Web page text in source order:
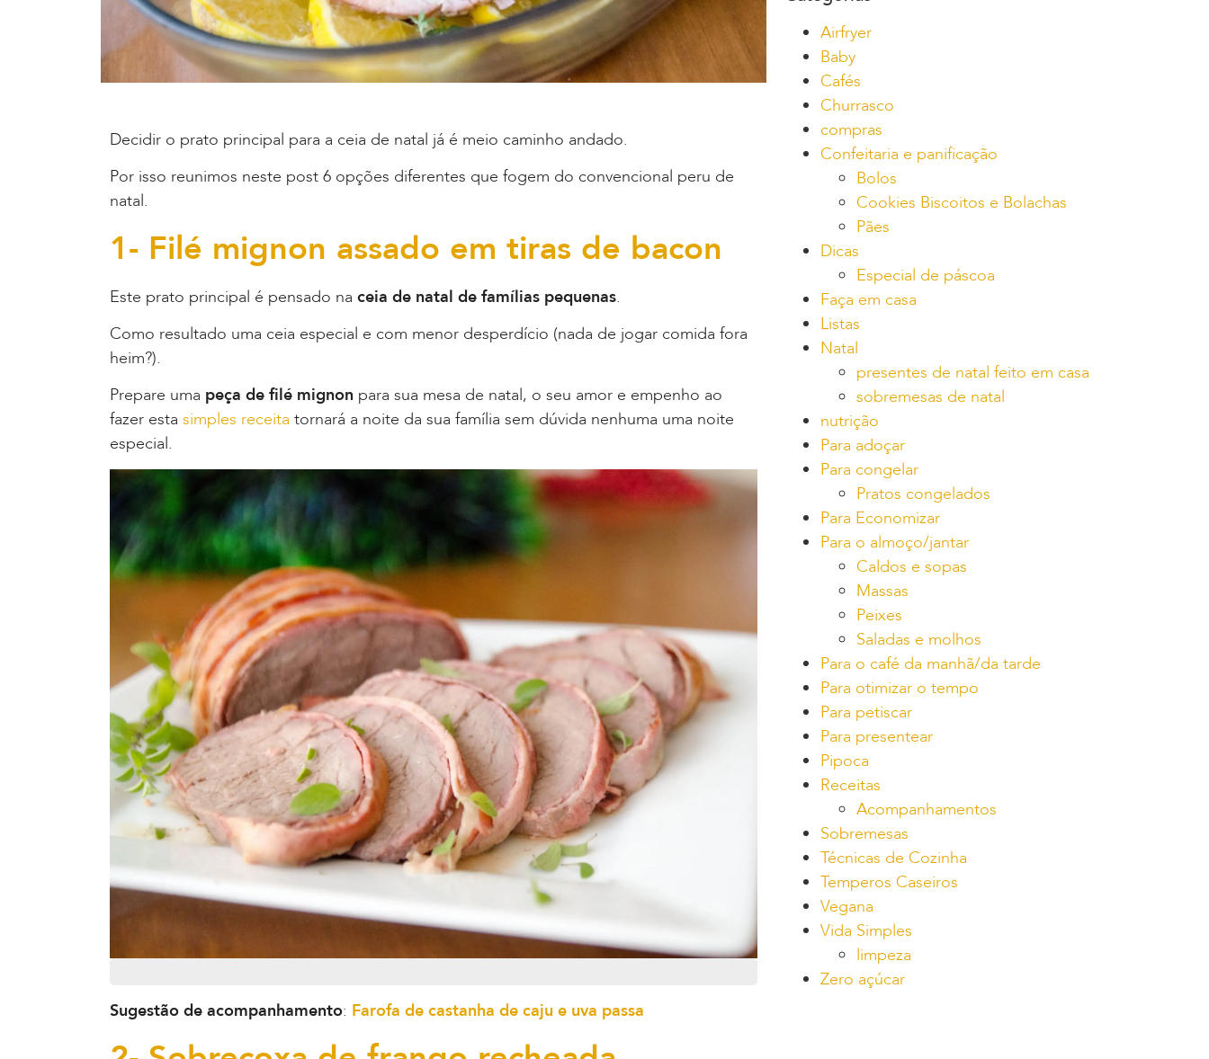
Decidir o prato principal para a ceia de natal já é meio caminho andado.
Por isso reunimos neste post 6 opções diferentes que fogem do convencional peru de
natal.
1- Filé mignon assado em tiras de bacon
Este prato principal é pensado na ceia de natal de famílias pequenas.
Como resultado uma ceia especial e com menor desperdício (nada de jogar comida fora
heim?).
Prepare uma peça de filé mignon para sua mesa de natal, o seu amor e empenho ao
fazer esta simples receita tornará a noite da sua família sem dúvida nenhuma uma noite
especial.
Sugestão de acompanhamento: Farofa de castanha de caju e uva passa
Airfryer
Baby
Cafés
Churrasco
compras
Confeitaria e panificação
Bolos
Cookies Biscoitos e Bolachas
Pães
Dicas
Especial de páscoa
Faça em casa
Listas
Natal
presentes de natal feito em casa
sobremesas de natal
nutrição
Para adoçar
Para congelar
Pratos congelados
Para Economizar
Para o almoço/jantar
Caldos e sopas
Massas
Peixes
Saladas e molhos
Para o café da manhã/da tarde
Para otimizar o tempo
Para petiscar
Para presentear
Pipoca
Receitas
Acompanhamentos
Sobremesas
Técnicas de Cozinha
Temperos Caseiros
Vegana
Vida Simples
limpeza
Zero açúcar